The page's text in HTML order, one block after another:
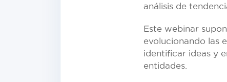
análisis de
Este webinar
evolucionando las
identificar ideas y
entidades.